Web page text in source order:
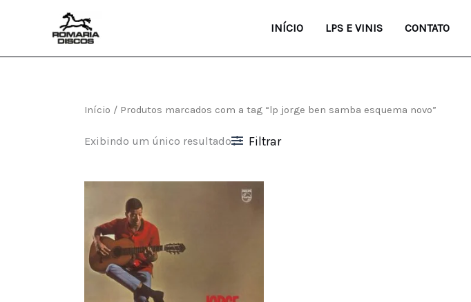
conteúdo
INÍCIO LPS E VINIS CONTATO
Início / Produtos marcados com a tag “lp jorge ben samba esquema novo”
Exibindo um único resultado Filtrar